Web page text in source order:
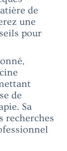
de
une
pour
de
Sa
recherches